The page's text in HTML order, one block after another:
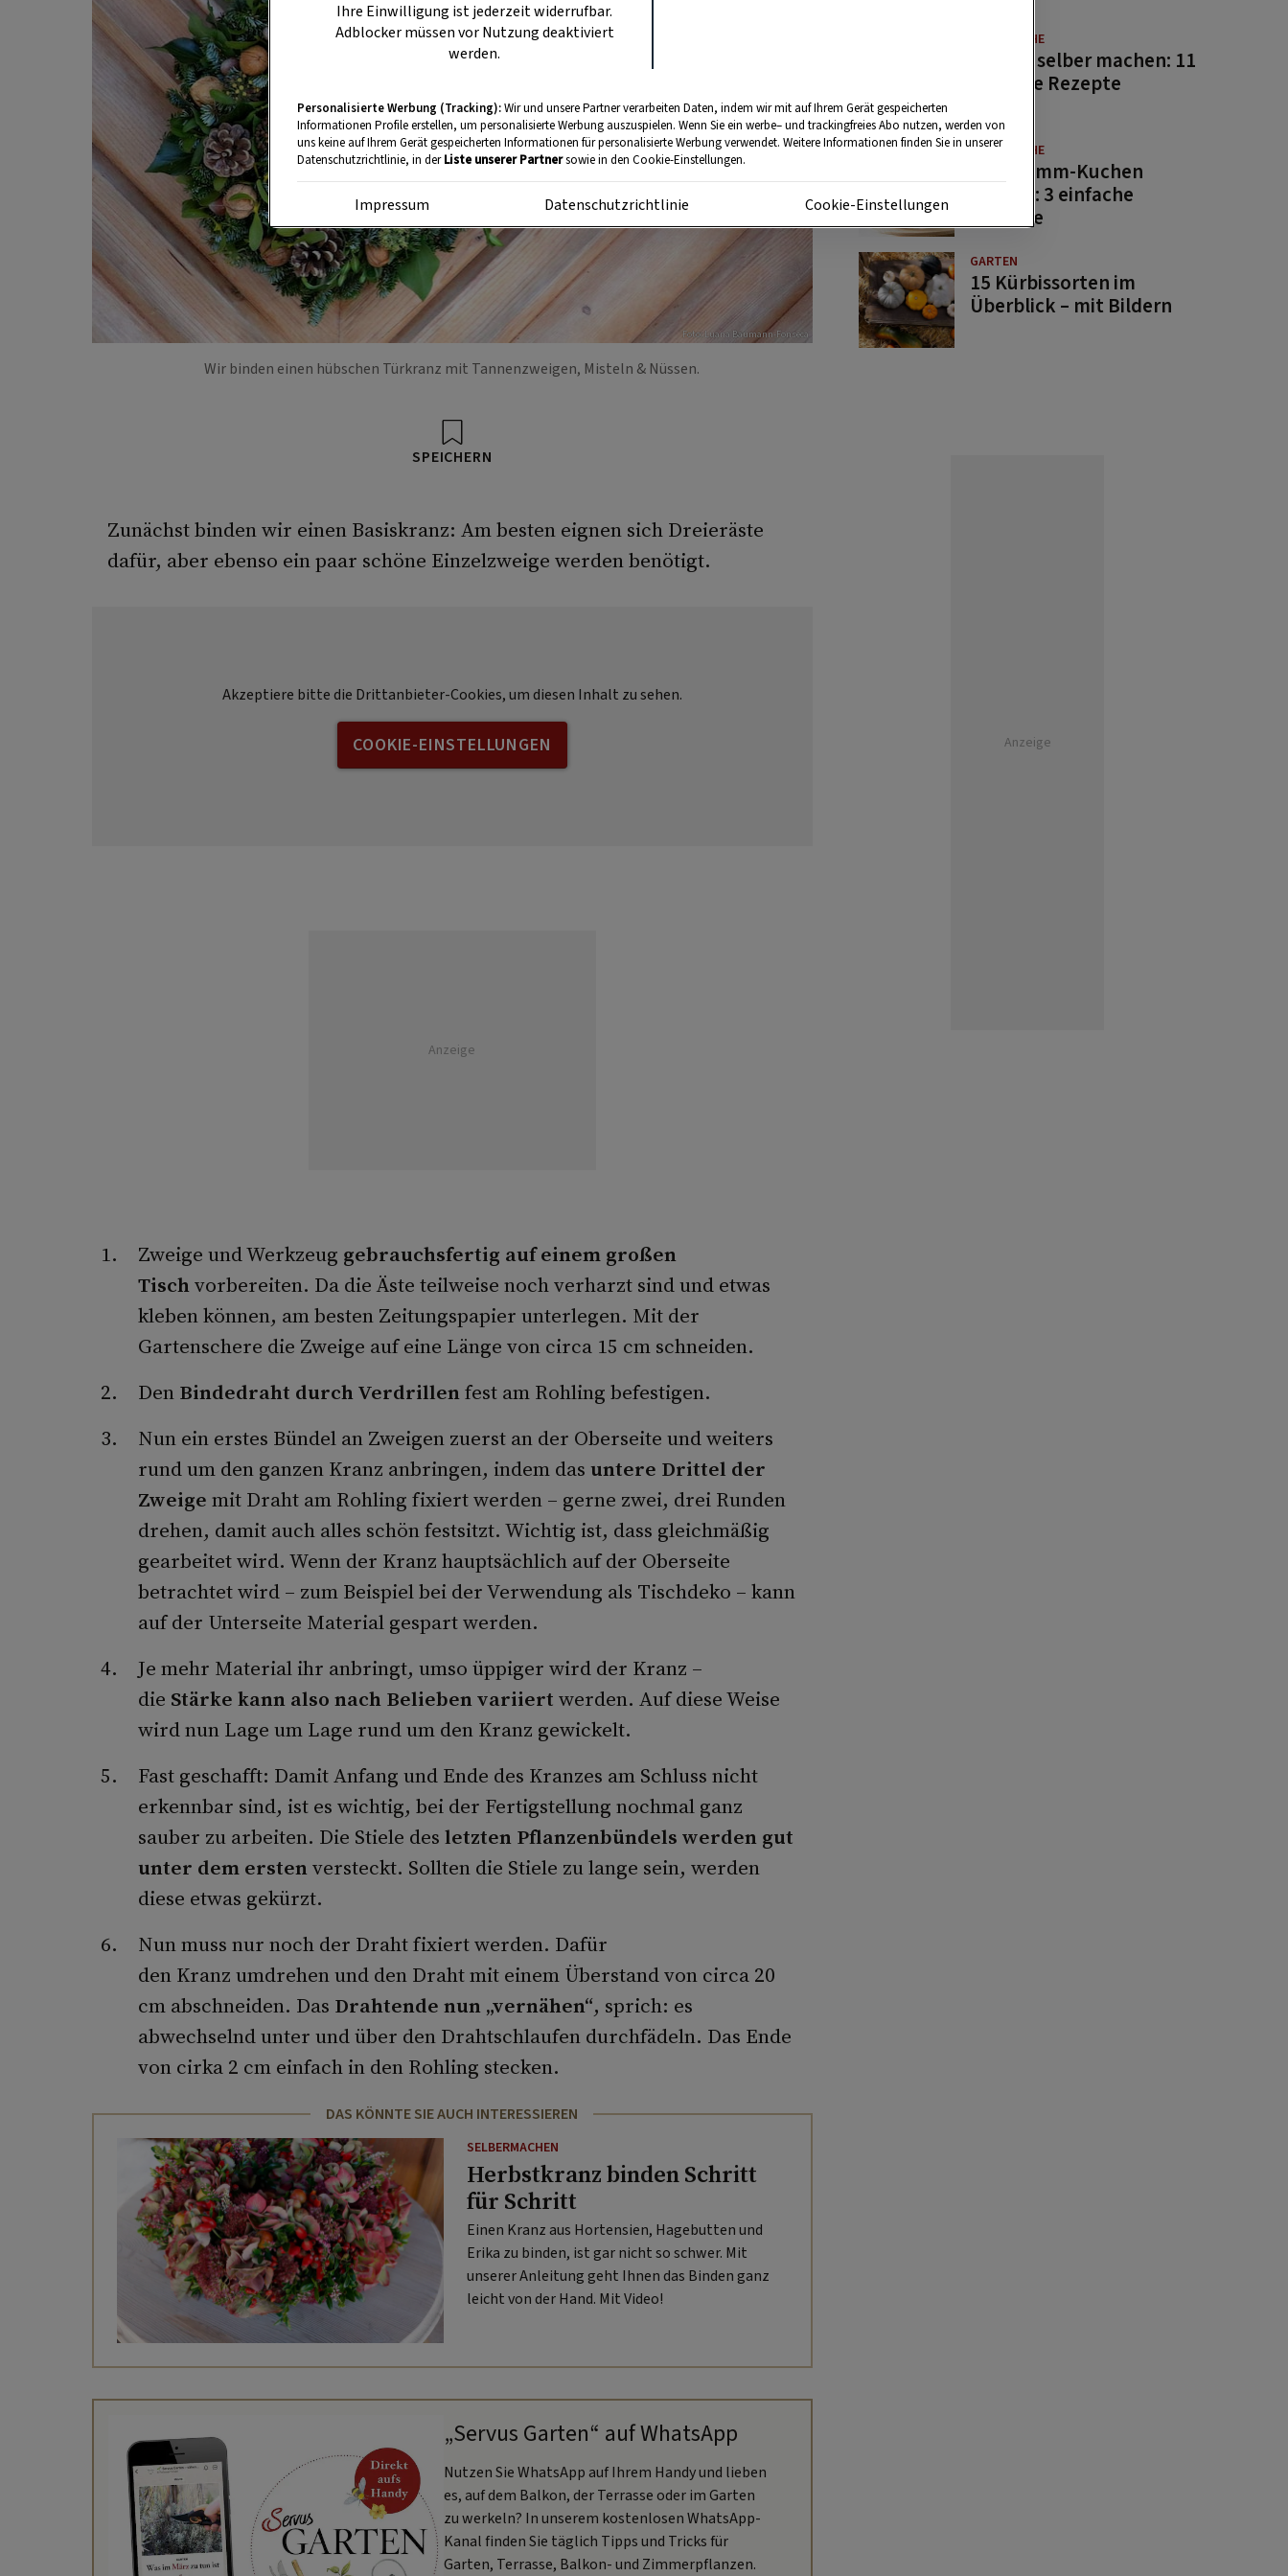
Foto: Luana Baumann-Fonseca
Wir binden einen hübschen Türkranz mit Tannenzweigen, Misteln & Nüssen.
SPEICHERN
Zunächst binden wir einen Basiskranz: Am besten eignen sich Dreieräste
dafür, aber ebenso ein paar schöne Einzelzweige werden benötigt.
Akzeptiere bitte die Drittanbieter-Cookies, um diesen Inhalt zu sehen.
COOKIE-EINSTELLUNGEN
Anzeige
Zweige und Werkzeug gebrauchsfertig auf einem großen
Tischvorbereiten. Da die Äste teilweise noch verharzt sind und etwas
kleben können, am besten Zeitungspapier unterlegen. Mit der
Gartenschere die Zweige auf eine Länge von circa 15 cm schneiden.
Den Bindedraht durch Verdrillenfest am Rohling befestigen.
Nun ein erstes Bündel an Zweigen zuerst an der Oberseite und weiters
rund um den ganzen Kranz anbringen, indem das untere Drittel der
Zweige mit Draht am Rohling fixiert werden – gerne zwei, drei Runden
drehen, damit auch alles schön festsitzt. Wichtig ist, dass gleichmäßig
gearbeitet wird. Wenn der Kranz hauptsächlich auf der Oberseite
betrachtet wird – zum Beispiel bei der Verwendung als Tischdeko – kann
auf der Unterseite Material gespart werden.
Je mehr Material ihr anbringt, umso üppiger wird der Kranz –
die Stärke kann also nach Belieben variiert werden. Auf diese Weise
wird nun Lage um Lage rund um den Kranz gewickelt.
Fast geschafft: Damit Anfang und Ende des Kranzes am Schluss nicht
erkennbar sind, ist es wichtig, bei der Fertigstellung nochmal ganz
sauber zu arbeiten. Die Stiele des letzten Pflanzenbündels werden gut
unter dem erstenversteckt. Sollten die Stiele zu lange sein, werden
diese etwas gekürzt.
Nun muss nur noch der Draht fixiert werden. Dafür
den Kranz umdrehen und den Draht mit einem Überstand von circa 20
cm abschneiden. Das Drahtende nun „vernähen“, sprich: es
abwechselnd unter und über den Drahtschlaufen durchfädeln. Das Ende
von cirka 2 cm einfach in den Rohling stecken.
DAS KÖNNTE SIE AUCH INTERESSIEREN
SELBERMACHEN
Herbstkranz binden Schritt
für Schritt
Einen Kranz aus Hortensien, Hagebutten und
Erika zu binden, ist gar nicht so schwer. Mit
unserer Anleitung geht Ihnen das Binden ganz
leicht von der Hand. Mit Video!
„Servus Garten“ auf WhatsApp
Nutzen Sie WhatsApp auf Ihrem Handy und lieben
es, auf dem Balkon, der Terrasse oder im Garten
zu werkeln? In unserem kostenlosen WhatsApp-
Kanal finden Sie täglich Tipps und Tricks für
Garten, Terrasse, Balkon- und Zimmerpflanzen.
GUTE KÜCHE
Saucen selber machen: 11
beliebte Rezepte
GUTE KÜCHE
Osterlamm-Kuchen
backen: 3 einfache
Rezepte
GARTEN
15 Kürbissorten im
Überblick – mit Bildern
Anzeige
Ihre Einwilligung ist jederzeit widerrufbar.
Adblocker müssen vor Nutzung deaktiviert
werden.
Personalisierte Werbung (Tracking):Wir und unsere Partner verarbeiten Daten, indem wir mit auf Ihrem Gerät gespeicherten
Informationen Profile erstellen, um personalisierte Werbung auszuspielen. Wenn Sie ein werbe– und trackingfreies Abo nutzen, werden von
uns keine auf Ihrem Gerät gespeicherten Informationen für personalisierte Werbung verwendet. Weitere Informationen finden Sie in unserer
Datenschutzrichtlinie, in derListe unserer Partnersowie in den Cookie-Einstellungen.
Impressum Datenschutzrichtlinie Cookie-Einstellungen